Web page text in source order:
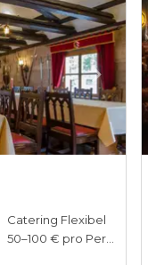
Catering Flexibel